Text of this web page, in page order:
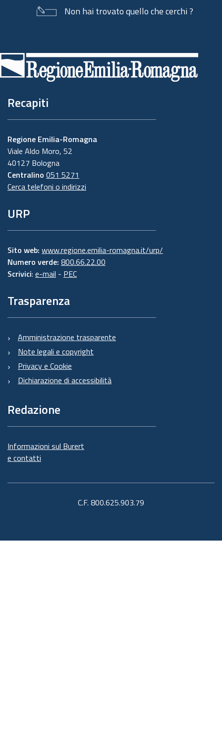
Non hai trovato quello che cerchi ?
di
pagina
Recapiti
Regione Emilia-Romagna
Viale Aldo Moro, 52
40127 Bologna
Centralino 051 5271
Cerca telefoni o indirizzi
URP
Sito web: www.regione.emilia-romagna.it/urp/
Numero verde: 800.66.22.00
Scrivici: e-mail - PEC
Trasparenza
Amministrazione trasparente
Note legali e copyright
Privacy e Cookie
Dichiarazione di accessibilità
Redazione
Informazioni sul Burert
e contatti
C.F. 800.625.903.79